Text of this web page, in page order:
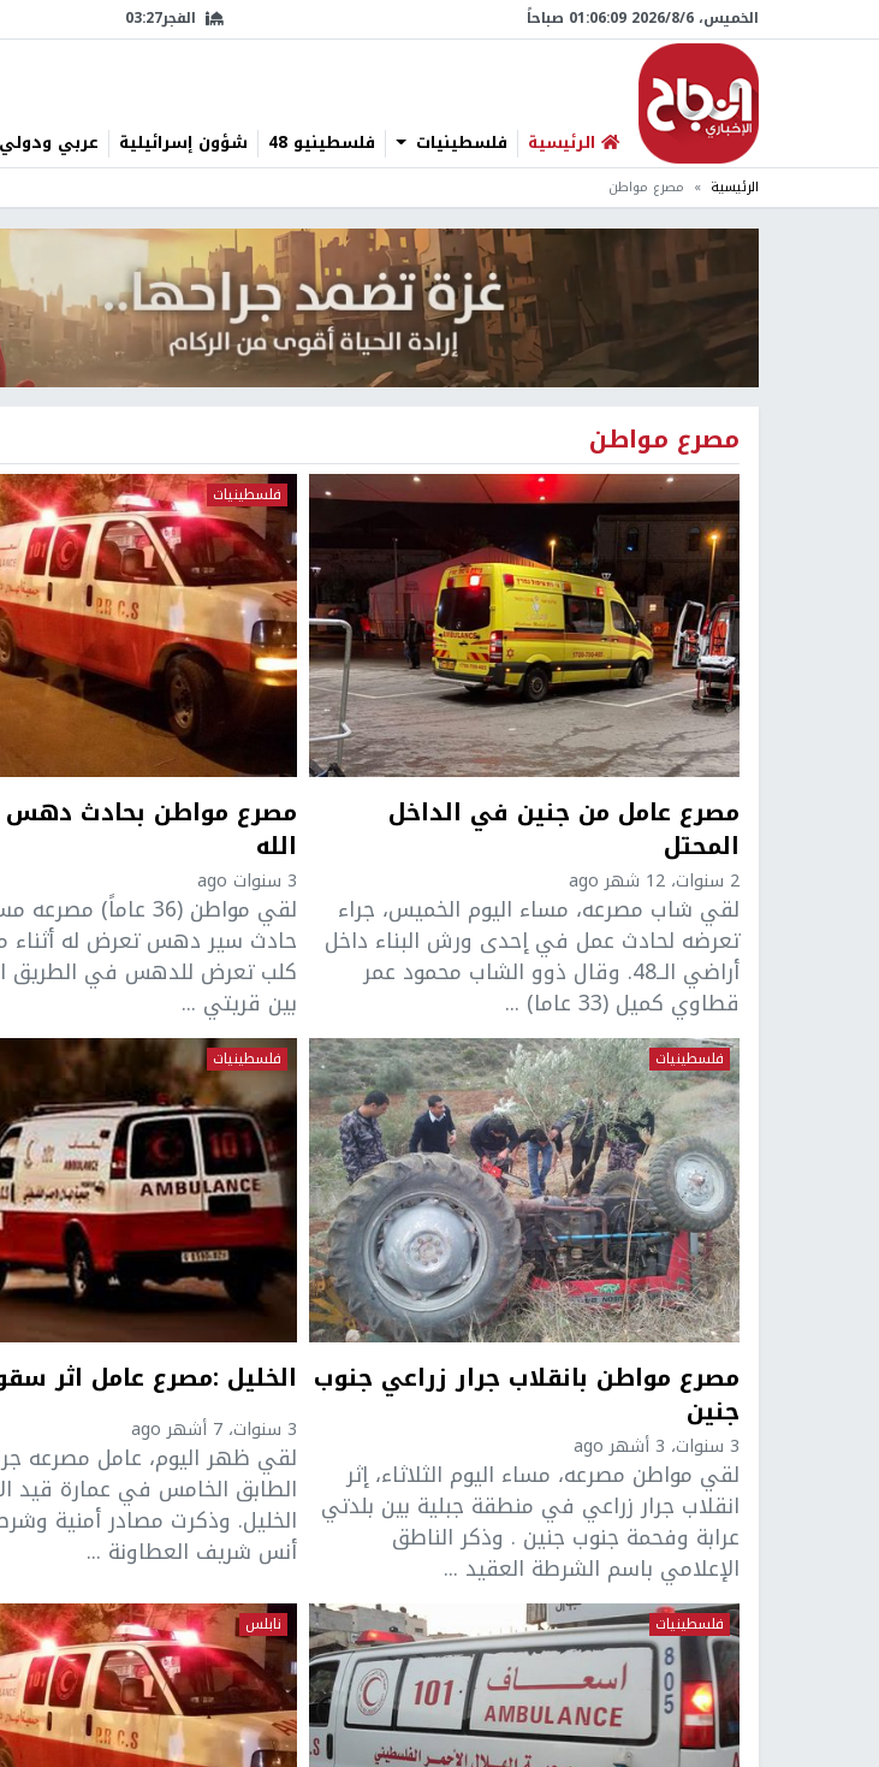
الخميس، 6/‏8/‏2026 01:06:10 صباحاً الفجر03:27
الرئيسية فلسطينيات فلسطينيو 48 شؤون إسرائيلية عربي ودولي
الرئيسية مصرع مواطن
مصرع مواطن
مصرع عامل من جنين في الداخل
المحتل
2 سنوات، 12 شهر ago
لقي شاب مصرعه، مساء اليوم الخميس، جراء
تعرضه لحادث عمل في إحدى ورش البناء داخل
أراضي الــ48. وقال ذوو الشاب محمود عمر
قطاوي كميل (33 عاما) ...
فلسطينيات
مصرع مواطن بحادث
الله
3 سنوات ago
لقي مواطن (36 عاماً)
حادث سير دهس تعرض له أثناء
كلب تعرض للدهس في الطريق
بين قريتي ...
فلسطينيات
مصرع مواطن بانقلاب جرار زراعي جنوب
جنين
3 سنوات، 3 أشهر ago
لقي مواطن مصرعه، مساء اليوم الثلاثاء، إثر
انقلاب جرار زراعي في منطقة جبلية بين بلدتي
عرابة وفحمة جنوب جنين . وذكر الناطق
الإعلامي باسم الشرطة العقيد ...
فلسطينيات
الخليل :مصرع عامل اثر
3 سنوات، 7 أشهر ago
لقي ظهر اليوم، عامل مصرعه
الطابق الخامس في عمارة قيد
الخليل. وذكرت مصادر أمنية
أنس شريف العطاونة ...
فلسطينيات نابلس